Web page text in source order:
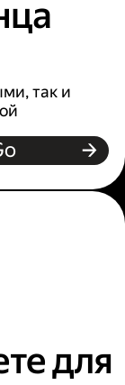
так и
для